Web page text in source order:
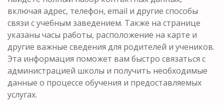
включая адрес, телефон, email и другие способы
связи с учебным заведением. Также на странице
указаны часы работы, расположение на карте и
другие важные сведения для родителей и учеников.
Эта информация поможет вам быстро связаться с
администрацией школы и получить необходимые
данные о процессе обучения и предоставляемых
услугах.